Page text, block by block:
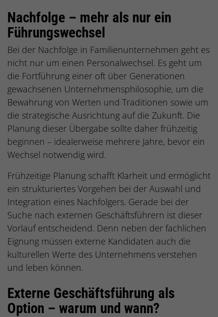
Nachfolge – mehr als nur ein
Führungswechsel
Bei der Nachfolge in Familienunternehmen geht es
nicht nur um einen Personalwechsel. Es geht um
die Fortführung einer oft über Generationen
gewachsenen Unternehmensphilosophie, um die
Bewahrung von Werten und Traditionen sowie um
die strategische Ausrichtung auf die Zukunft. Die
Planung dieser Übergabe sollte daher frühzeitig
beginnen – idealerweise mehrere Jahre, bevor ein
Wechsel notwendig wird.
Frühzeitige Planung schafft Klarheit und ermöglicht
ein strukturiertes Vorgehen bei der Auswahl und
Integration eines Nachfolgers. Gerade bei der
Suche nach externen Geschäftsführern ist dieser
Vorlauf entscheidend. Denn neben der fachlichen
Eignung müssen externe Kandidaten auch die
kulturellen Werte des Unternehmens verstehen
und leben können.
Externe Geschäftsführung als
Option – warum und wann?